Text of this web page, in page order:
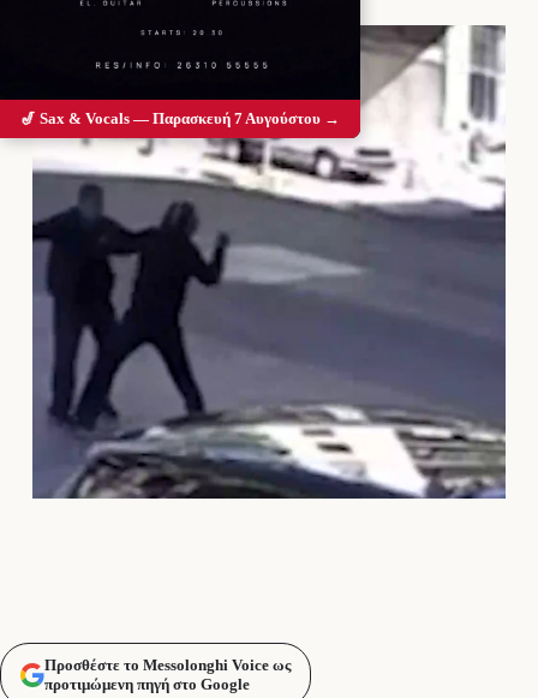
Προσθέστε το Messolonghi Voice ως
προτιμώμενη πηγή στο Google
🎷 Sax & Vocals — Παρασκευή 7 Αυγούστου →